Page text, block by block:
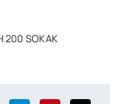
200 SOKAK